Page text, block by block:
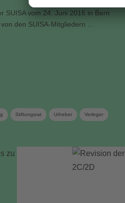
SUISA vom 24. Juni 2016 in Bern
den SUISA-Mitgliedern …
Stiftungsrat Urheber Verleger